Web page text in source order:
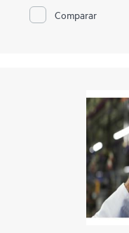
Comparar